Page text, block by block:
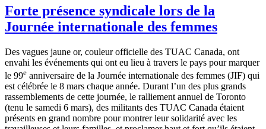
Forte présence syndicale lors de la
Journée internationale des femmes
Des vagues jaune or, couleur officielle des TUAC Canada, ont
envahi les événements qui ont eu lieu à travers le pays pour marquer
le 99e anniversaire de la Journée internationale des femmes (JIF) qui
est célébrée le 8 mars chaque année. Durant l’un des plus grands
rassemblements de cette journée, le ralliement annuel de Toronto
(tenu le samedi 6 mars), des militants des TUAC Canada étaient
présents en grand nombre pour montrer leur solidarité avec les